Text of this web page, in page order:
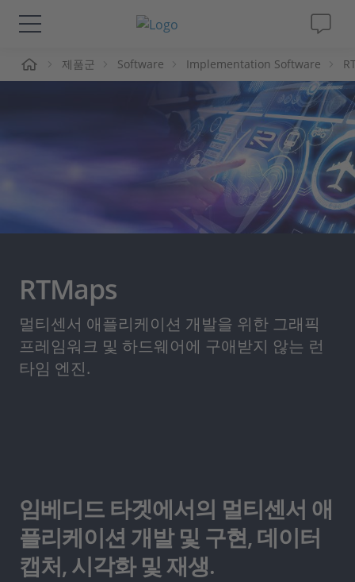
솔루션 및 제품
인재채용
제품군 Software Implementation Software
RTMaps
멀티센서 애플리케이션 개발을 위한 그래픽
프레임워크 및 하드웨어에 구애받지 않는 런
타임 엔진.
임베디드 타겟에서의 멀티센서 애
플리케이션 개발 및 구현, 데이터
캡처, 시각화 및 재생.